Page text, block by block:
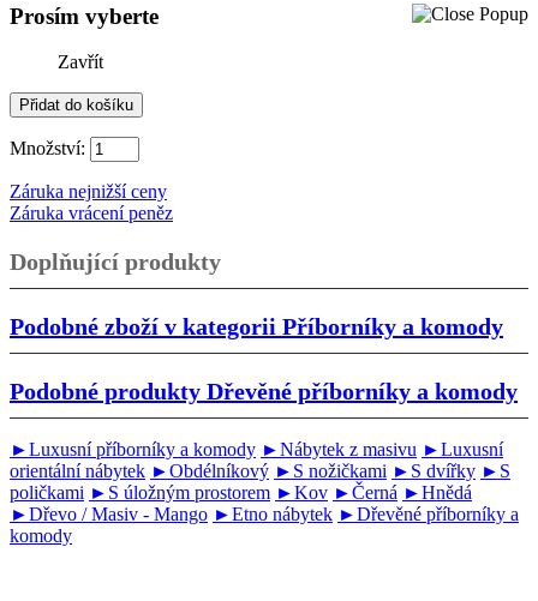
Prosím vyberte
Zavřít
Množství:
Záruka nejnižší ceny
Záruka vrácení peněz
Doplňující produkty
Podobné zboží v kategorii Příborníky a komody
Podobné produkty Dřevěné příborníky a komody
►Luxusní příborníky a komody ►Nábytek z masivu ►Luxusní
orientální nábytek ►Obdélníkový ►S nožičkami ►S dvířky ►S
poličkami ►S úložným prostorem ►Kov ►Černá ►Hnědá
►Dřevo / Masiv - Mango ►Etno nábytek ►Dřevěné příborníky a
komody